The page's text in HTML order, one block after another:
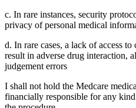
c. In rare instances, security
privacy of personal medical
d. In rare cases, a lack of access
result in adverse drug interaction,
judgement errors
I shall not hold the Medcare
financially responsible for any